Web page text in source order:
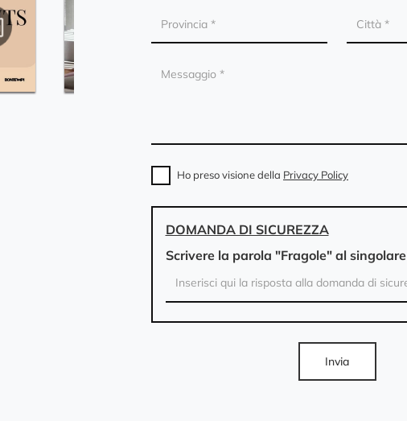
Ho preso visione della Privacy Policy
DOMANDA DI SICUREZZA
Scrivere la parola "Fragole" al singolare
Invia